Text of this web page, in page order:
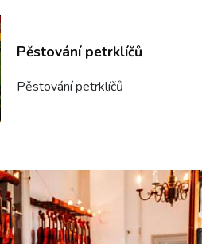
Pěstování petrklíčů
Pěstování petrklíčů